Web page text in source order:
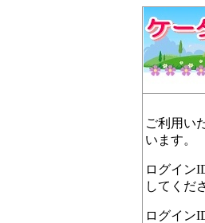
ご利用い
います。
ログイン
してくだ
ログイン